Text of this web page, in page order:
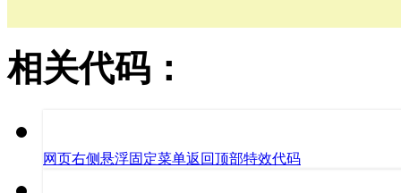
相关代码：
网页右侧悬浮固定菜单返回顶部特效代码